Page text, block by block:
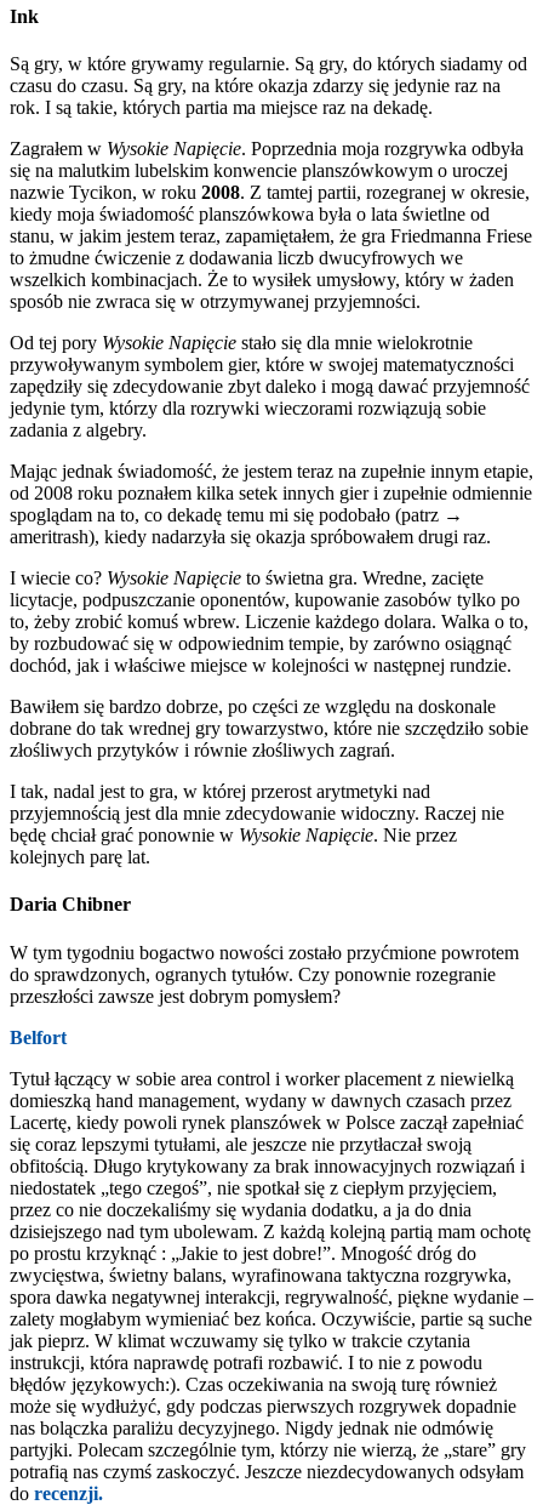
Ink
Są gry, w które grywamy regularnie. Są gry, do których siadamy od
czasu do czasu. Są gry, na które okazja zdarzy się jedynie raz na
rok. I są takie, których partia ma miejsce raz na dekadę.
Zagrałem w Wysokie Napięcie. Poprzednia moja rozgrywka odbyła
się na malutkim lubelskim konwencie planszówkowym o uroczej
nazwie Tycikon, w roku 2008. Z tamtej partii, rozegranej w okresie,
kiedy moja świadomość planszówkowa była o lata świetlne od
stanu, w jakim jestem teraz, zapamiętałem, że gra Friedmanna Friese
to żmudne ćwiczenie z dodawania liczb dwucyfrowych we
wszelkich kombinacjach. Że to wysiłek umysłowy, który w żaden
sposób nie zwraca się w otrzymywanej przyjemności.
Od tej pory Wysokie Napięcie stało się dla mnie wielokrotnie
przywoływanym symbolem gier, które w swojej matematyczności
zapędziły się zdecydowanie zbyt daleko i mogą dawać przyjemność
jedynie tym, którzy dla rozrywki wieczorami rozwiązują sobie
zadania z algebry.
Mając jednak świadomość, że jestem teraz na zupełnie innym etapie,
od 2008 roku poznałem kilka setek innych gier i zupełnie odmiennie
spoglądam na to, co dekadę temu mi się podobało (patrz →
ameritrash), kiedy nadarzyła się okazja spróbowałem drugi raz.
I wiecie co? Wysokie Napięcie to świetna gra. Wredne, zacięte
licytacje, podpuszczanie oponentów, kupowanie zasobów tylko po
to, żeby zrobić komuś wbrew. Liczenie każdego dolara. Walka o to,
by rozbudować się w odpowiednim tempie, by zarówno osiągnąć
dochód, jak i właściwe miejsce w kolejności w następnej rundzie.
Bawiłem się bardzo dobrze, po części ze względu na doskonale
dobrane do tak wrednej gry towarzystwo, które nie szczędziło sobie
złośliwych przytyków i równie złośliwych zagrań.
I tak, nadal jest to gra, w której przerost arytmetyki nad
przyjemnością jest dla mnie zdecydowanie widoczny. Raczej nie
będę chciał grać ponownie w Wysokie Napięcie. Nie przez
kolejnych parę lat.
Daria Chibner
W tym tygodniu bogactwo nowości zostało przyćmione powrotem
do sprawdzonych, ogranych tytułów. Czy ponownie rozegranie
przeszłości zawsze jest dobrym pomysłem?
Belfort
Tytuł łączący w sobie area control i worker placement z niewielką
domieszką hand management, wydany w dawnych czasach przez
Lacertę, kiedy powoli rynek planszówek w Polsce zaczął zapełniać
się coraz lepszymi tytułami, ale jeszcze nie przytłaczał swoją
obfitością. Długo krytykowany za brak innowacyjnych rozwiązań i
niedostatek „tego czegoś”, nie spotkał się z ciepłym przyjęciem,
przez co nie doczekaliśmy się wydania dodatku, a ja do dnia
dzisiejszego nad tym ubolewam. Z każdą kolejną partią mam ochotę
po prostu krzyknąć : „Jakie to jest dobre!”. Mnogość dróg do
zwycięstwa, świetny balans, wyrafinowana taktyczna rozgrywka,
spora dawka negatywnej interakcji, regrywalność, piękne wydanie –
zalety mogłabym wymieniać bez końca. Oczywiście, partie są suche
jak pieprz. W klimat wczuwamy się tylko w trakcie czytania
instrukcji, która naprawdę potrafi rozbawić. I to nie z powodu
błędów językowych:). Czas oczekiwania na swoją turę również
może się wydłużyć, gdy podczas pierwszych rozgrywek dopadnie
nas bolączka paraliżu decyzyjnego. Nigdy jednak nie odmówię
partyjki. Polecam szczególnie tym, którzy nie wierzą, że „stare” gry
potrafią nas czymś zaskoczyć. Jeszcze niezdecydowanych odsyłam
do recenzji.